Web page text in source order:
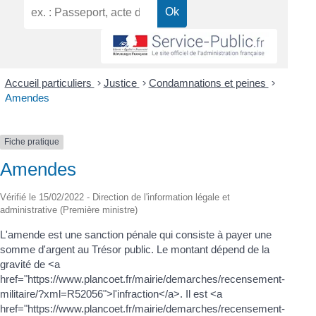
Accueil particuliers > Justice > Condamnations et peines >
Amendes
Fiche pratique
Amendes
Vérifié le 15/02/2022 - Direction de l'information légale et
administrative (Première ministre)
L'amende est une sanction pénale qui consiste à payer une
somme d'argent au Trésor public. Le montant dépend de la
gravité de <a
href="https://www.plancoet.fr/mairie/demarches/recensement-
militaire/?xml=R52056">l'infraction</a>. Il est <a
href="https://www.plancoet.fr/mairie/demarches/recensement-